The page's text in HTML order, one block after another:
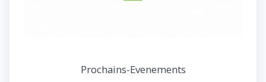
Prochains-Evenements